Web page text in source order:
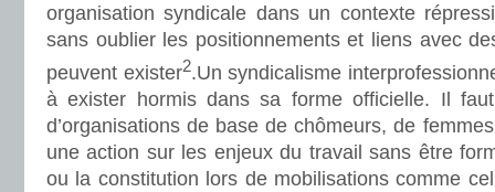
organisation syndicale dans un contexte
sans oublier les positionnements et liens avec
peuvent exister2.Un syndicalisme
à exister hormis dans sa forme officielle. Il faut
d’organisations de base de chômeurs, de
une action sur les enjeux du travail sans être
ou la constitution lors de mobilisations comme